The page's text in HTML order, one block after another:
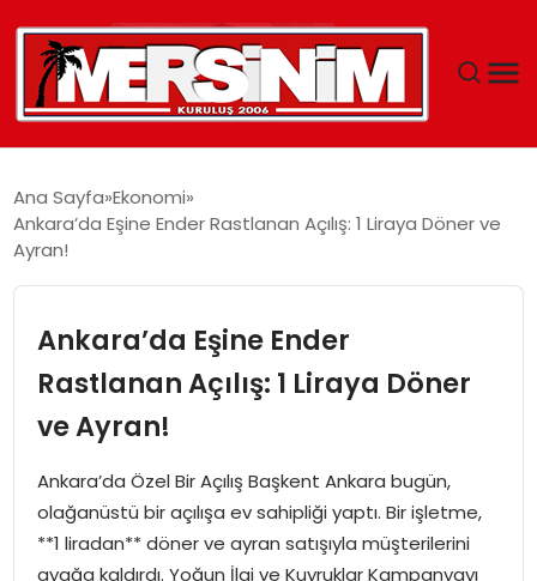
YAŞAM
EĞITIM
SPOR
EKONOMI
Ana Sayfa Ekonomi
Ankara’da Eşine Ender Rastlanan Açılış: 1 Liraya Döner ve
Ayran!
Ankara’da Eşine Ender
Rastlanan Açılış: 1 Liraya Döner
ve Ayran!
Ankara’da Özel Bir Açılış Başkent Ankara bugün,
olağanüstü bir açılışa ev sahipliği yaptı. Bir işletme,
**1 liradan** döner ve ayran satışıyla müşterilerini
ayağa kaldırdı. Yoğun İlgi ve Kuyruklar Kampanyayı